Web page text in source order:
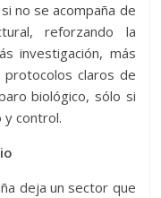
no se acompaña de
reforzando la
investigación, más
protocolos claros de
biológico, sólo si
y control.
deja un sector que